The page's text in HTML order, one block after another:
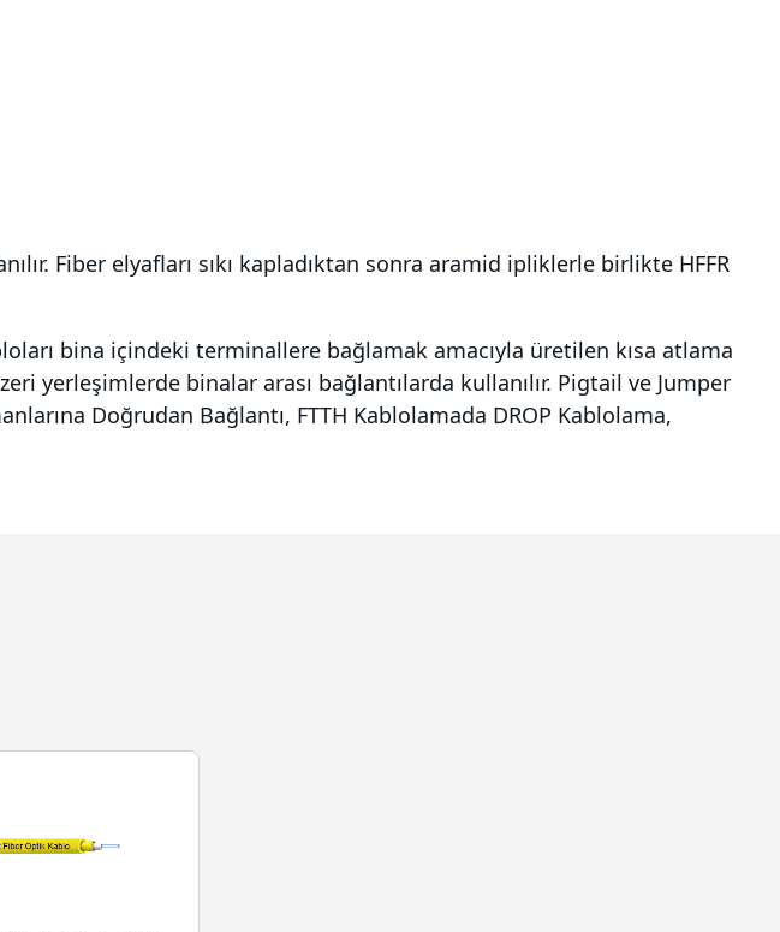
Fiber elyafları sıkı kapladıktan sonra aramid ipliklerle birlikte HFFR
bina içindeki terminallere bağlamak amacıyla üretilen kısa atlama
yerleşimlerde binalar arası bağlantılarda kullanılır. Pigtail ve Jumper
Doğrudan Bağlantı, FTTH Kablolamada DROP Kablolama,